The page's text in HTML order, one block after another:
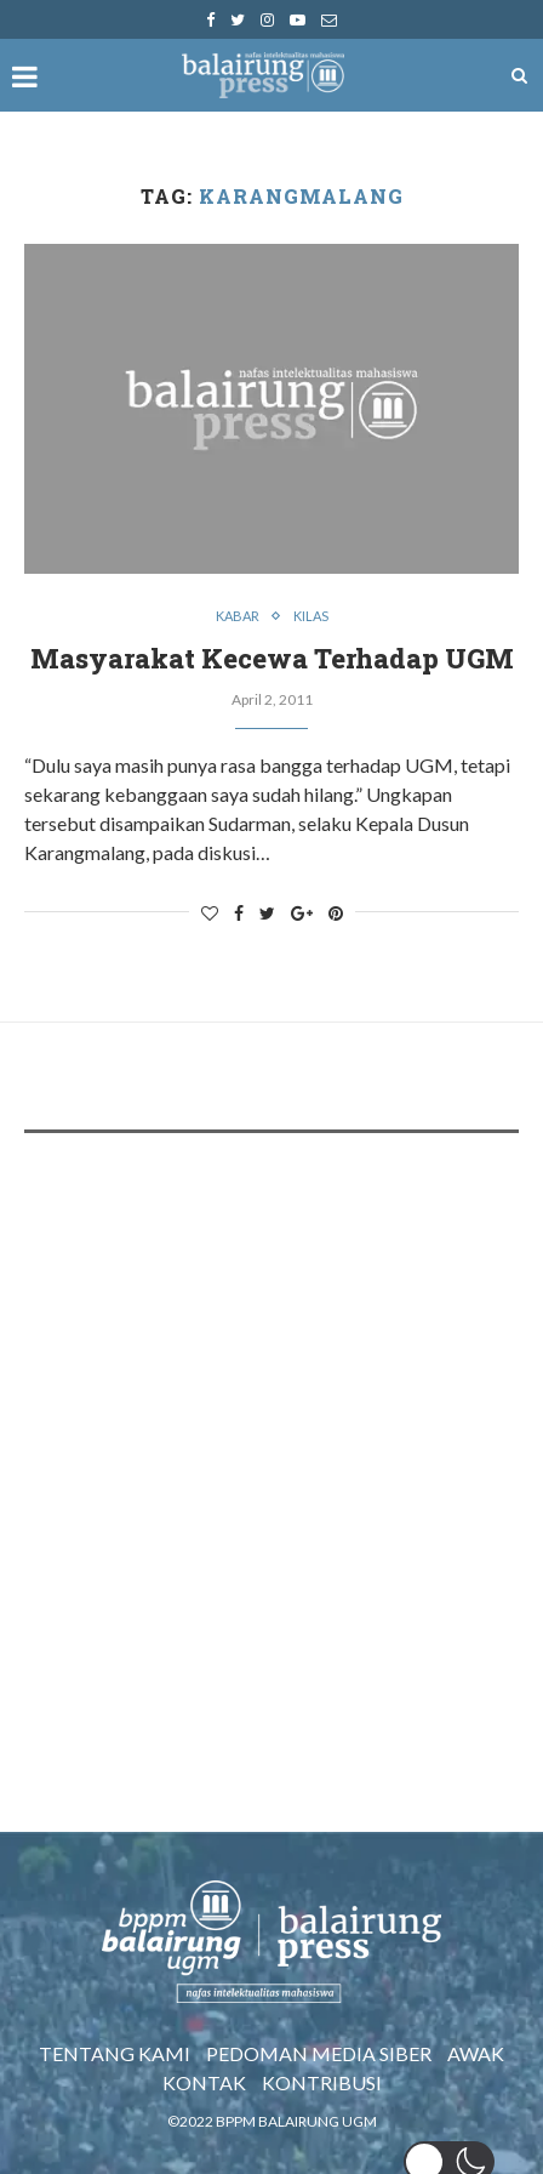
TAG: KARANGMALANG
KABAR KILAS
Masyarakat Kecewa Terhadap UGM
April 2, 2011
“Dulu saya masih punya rasa bangga terhadap UGM, tetapi
sekarang kebanggaan saya sudah hilang.” Ungkapan
tersebut disampaikan Sudarman, selaku Kepala Dusun
Karangmalang, pada diskusi…
TENTANG KAMI PEDOMAN MEDIA SIBER
AWAK
KONTAK
KONTRIBUSI
©2022 BPPM BALAIRUNG UGM